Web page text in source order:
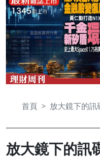
首頁 放大鏡下的訊
放大鏡下的訊